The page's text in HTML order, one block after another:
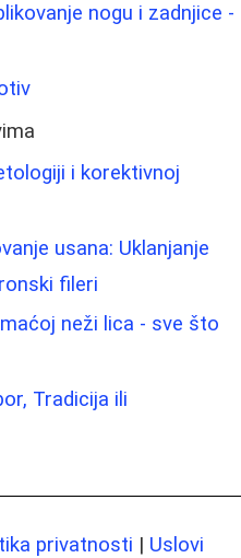
nogu i zadnjice -
i korektivnoj
usana: Uklanjanje
fileri
neži lica - sve što
Tradicija ili
privatnosti | Uslovi